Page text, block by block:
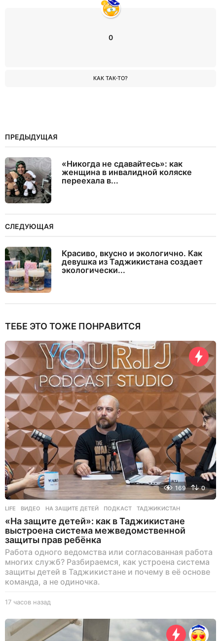
0
КАК ТАК-ТО?
ПРЕДЫДУЩАЯ
«Никогда не сдавайтесь»: как
женщина в инвалидной коляске
переехала в...
СЛЕДУЮЩАЯ
Красиво, вкусно и экологично. Как
девушка из Таджикистана создает
экологически...
ТЕБЕ ЭТО ТОЖЕ ПОНРАВИТСЯ
169 0
LIFE ВИДЕО ,НА ЗАЩИТЕ ДЕТЕЙ ,ПОДКАСТ ,ТАДЖИКИСТАН
«На защите детей»: как в Таджикистане
выстроена система межведомственной
защиты прав ребёнка
Работа одного ведомства или согласованная работа
многих служб? Разбираемся, как устроена система
защиты детей в Таджикистане и почему в её основе
команда, а не одиночка.
17 часов назад
ч
с